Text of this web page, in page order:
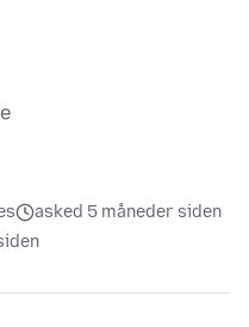
asked 5 måneder siden